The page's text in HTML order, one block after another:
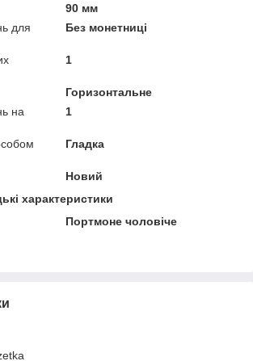
90 мм
для
Без монетниці
1
Горизонтальне
на
1
Гладка
Новий
характеристики
Портмоне чоловіче